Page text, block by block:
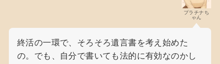
プラチナち
ゃん
終活の一環で、そろそろ遺言書を考え始めた
の。でも、自分で書いても法的に有効なのかし